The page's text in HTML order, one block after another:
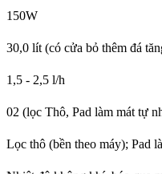
150W
30,0 lít (có cửa bỏ thêm đá
1,5 - 2,5 l/h
02 (lọc Thô, Pad làm mát tự
Lọc thô (bền theo máy); Pad